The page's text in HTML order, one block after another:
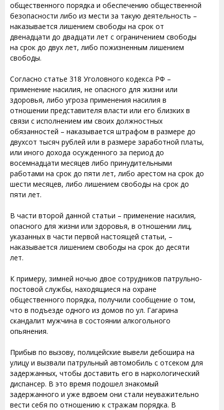
общественного порядка и обеспечению общественной
безопасности либо из мести за такую деятельность –
наказывается лишением свободы на срок от
двенадцати до двадцати лет с ограничением свободы
на срок до двух лет, либо пожизненным лишением
свободы.
Согласно статье 318 Уголовного кодекса РФ –
применение насилия, не опасного для жизни или
здоровья, либо угроза применения насилия в
отношении представителя власти или его близких в
связи с исполнением им своих должностных
обязанностей – наказывается штрафом в размере до
двухсот тысяч рублей или в размере заработной платы,
или иного дохода осужденного за период до
восемнадцати месяцев либо принудительными
работами на срок до пяти лет, либо арестом на срок до
шести месяцев, либо лишением свободы на срок до
пяти лет.
В части второй данной статьи – применение насилия,
опасного для жизни или здоровья, в отношении лиц,
указанных в части первой настоящей статьи, –
наказывается лишением свободы на срок до десяти
лет.
К примеру, зимней ночью двое сотрудников патрульно-
постовой службы, находящиеся на охране
общественного порядка, получили сообщение о том,
что в подъезде одного из домов по ул. Гагарина
скандалит мужчина в состоянии алкогольного
опьянения.
Прибыв по вызову, полицейские вывели дебошира на
улицу и вызвали патрульный автомобиль с отсеком для
задержанных, чтобы доставить его в наркологический
диспансер. В это время подошел знакомый
задержанного и уже вдвоем они стали неуважительно
вести себя по отношению к стражам порядка. В